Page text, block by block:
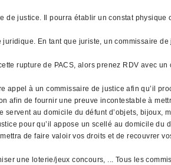
justice. Il pourra établir un constat physique
En tant que juriste, un commissaire
rupture de PACS, alors prenez RDV avec
à un commissaire de justice afin qu’il
de fournir une preuve incontestable à
au domicile du défunt d’objets, bijoux,
pour qu’il appose un scellé au domicile du
de faire valoir vos droits et de recouvrer
une loterie/jeux concours, ... Tous les